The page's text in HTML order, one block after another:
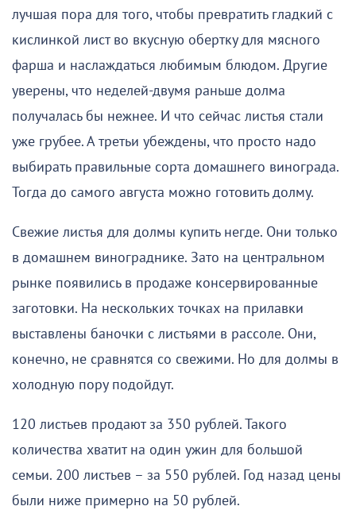
лучшая пора для того, чтобы превратить гладкий с
кислинкой лист во вкусную обертку для мясного
фарша и наслаждаться любимым блюдом. Другие
уверены, что неделей-двумя раньше долма
получалась бы нежнее. И что сейчас листья стали
уже грубее. А третьи убеждены, что просто надо
выбирать правильные сорта домашнего винограда.
Тогда до самого августа можно готовить долму.
Свежие листья для долмы купить негде. Они только
в домашнем винограднике. Зато на центральном
рынке появились в продаже консервированные
заготовки. На нескольких точках на прилавки
выставлены баночки с листьями в рассоле. Они,
конечно, не сравнятся со свежими. Но для долмы в
холодную пору подойдут.
120 листьев продают за 350 рублей. Такого
количества хватит на один ужин для большой
семьи. 200 листьев – за 550 рублей. Год назад цены
были ниже примерно на 50 рублей.